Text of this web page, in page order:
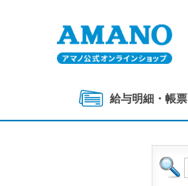
給与明細・帳票